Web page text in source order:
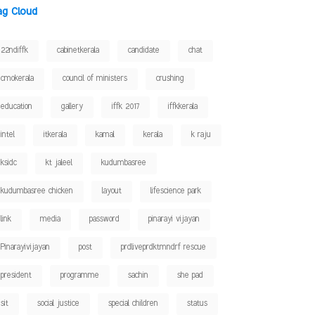
Cloud
22ndiffk cabinetkerala candidate chat
cmokerala council of ministers crushing
education gallery iffk 2017 iffkkerala
intel itkerala kamal kerala k raju
ksidc kt jaleel kudumbasree
kudumbasree chicken layout lifescience park
link media password pinarayi vijayan
Pinarayivijayan post prdliveprdktmndrf rescue
president programme sachin she pad
sit social justice special children status